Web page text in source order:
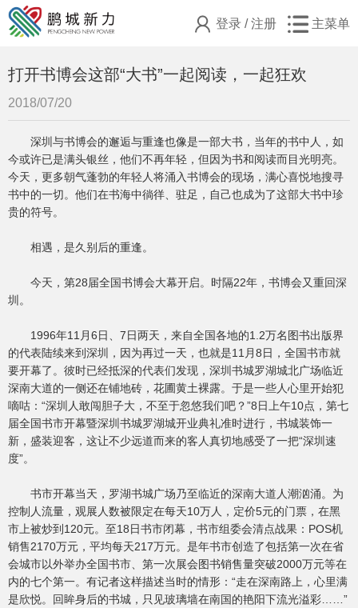
登录 /注册 主菜单
打开书博会这部“大书”一起阅读，一起狂欢
2018/07/20
深圳与书博会的邂逅与重逢也像是一部大书，当年的书中人，如
今或许已是满头银丝，他们不再年轻，但因为书和阅读而目光明亮。
今天，更多朝气蓬勃的年轻人将涌入书博会的现场，满心喜悦地搜寻
书中的一切。他们在书海中徜徉、驻足，自己也成为了这部大书中珍
贵的符号。
相遇，是久别后的重逢。
今天，第28届全国书博会大幕开启。时隔22年，书博会又重回深
圳。
1996年11月6日、7日两天，来自全国各地的1.2万名图书出版界
的代表陆续来到深圳，因为再过一天，也就是11月8日，全国书市就
要开幕了。彼时已经抵深的代表们发现，深圳书城罗湖城北广场临近
深南大道的一侧还在铺地砖，花圃黄土裸露。于是一些人心里开始犯
嘀咕：“深圳人敢闯胆子大，不至于忽悠我们吧？”8日上午10点，第七
届全国书市开幕暨深圳书城罗湖城开业典礼准时进行，书城装饰一
新，盛装迎客，这让不少远道而来的客人真切地感受了一把“深圳速
度”。
书市开幕当天，罗湖书城广场乃至临近的深南大道人潮汹涌。为
控制人流量，观展人数被限定在每天10万人，定价5元的门票，在黑
市上被炒到120元。至18日书市闭幕，书市组委会清点战果：POS机
销售2170万元，平均每天217万元。是年书市创造了包括第一次在省
会城市以外举办全国书市、第一次展会图书销售量突破2000万元等在
内的七个第一。有记者这样描述当时的情形：“走在深南路上，心里满
是欣悦。回眸身后的书城，只见玻璃墙在南国的艳阳下流光溢彩……”